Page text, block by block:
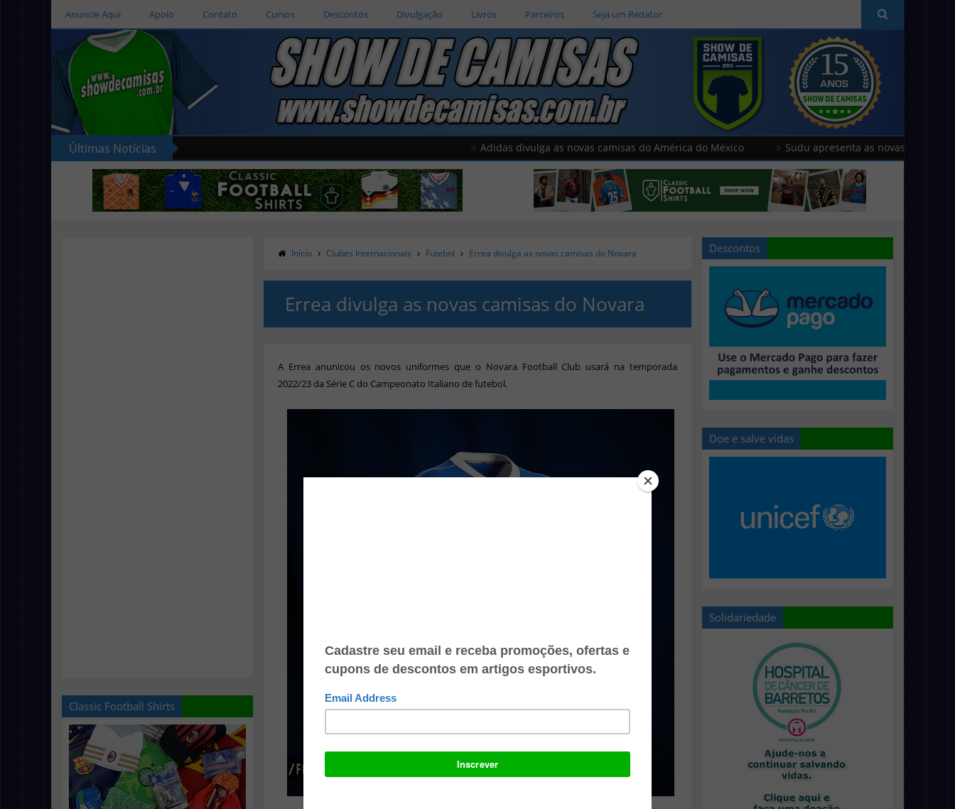
Anuncie Aqui Apoio Contato Cursos Descontos Divulgação Livros Parceiros Seja um Redator
Últimas Notícias Adidas divulga as novas camisas do América do México Sudu apresenta as novas camisas do País de
Classic Football Shirts
Início Clubes Internacionais Futebol Errea divulga as novas camisas do Novara
Errea divulga as novas camisas do Novara
A Errea anunicou os novos uniformes que o Novara Football Club usará na temporada
2022/23 da Série C do Campeonato Italiano de futebol.
Descontos
Doe e salve vidas
Solidariedade